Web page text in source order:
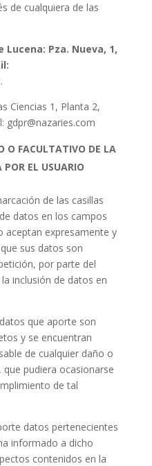
de cualquiera de las
Pza. Nueva, 1,
.
Ciencias 1, Planta 2,
gdpr@nazaries.com
O FACULTATIVO DE LA
EL USUARIO
de las casillas
datos en los campos
aceptan expresamente y
sus datos son
por parte del
inclusión de datos en
que aporte son
y se encuentran
de cualquier daño o
pudiera ocasionarse
de tal
datos pertenecientes
informado a dicho
contenidos en la